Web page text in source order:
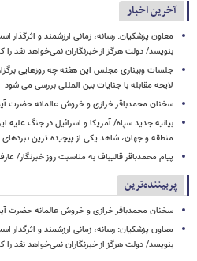
آخرین اخبار
معاون پزشکیان: رسانه، زمانی ارزشمند و اثرگذار
بنویسد/ دولت هرگز از خبرنگاران نمی‌خواهد نقد را
جلسات وبیناری مجلس این هفته چه روزهایی
لایحه مقابله با جنایات بین المللی بررسی می شود
سخنان محمدباقر خرازی و خروش عالمانه حضرت
بیانیه جدید سپاه/ آمریکا و اسرائیل در جنگ علیه
منطقه و جهان، شاهد یکی از پیچیده ترین
پیام محمدباقر قالیباف به مناسبت روز خبرنگار/
پربیننده‌ترین
سخنان محمدباقر خرازی و خروش عالمانه حضرت
معاون پزشکیان: رسانه، زمانی ارزشمند و اثرگذار
بنویسد/ دولت هرگز از خبرنگاران نمی‌خواهد نقد را